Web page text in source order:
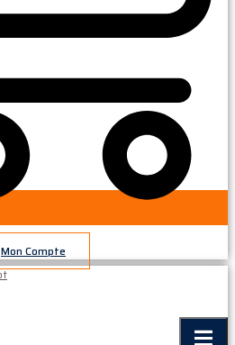
Mon Compte